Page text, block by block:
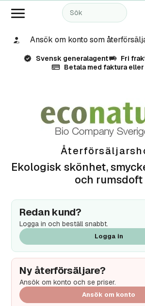
Ansök om konto som
Svensk generalagent
Fri
Betala med faktura
Ekologisk skönhet,
och rumsdoft
Redan kund?
Logga in och beställ snabbt.
Logga in
Ny återförsäljare?
Ansök om konto och se priser.
Ansök om konto